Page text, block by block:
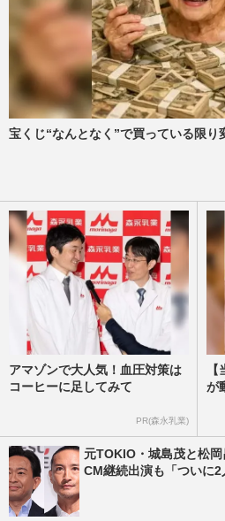
宝くじ“なんとなく”で買っている限り
アマゾンで大人気！血圧対策は
コーヒーに足してみて
PR(森永乳業)
が
元TOKIO・城島茂と松岡
CM継続出演も「ついに2